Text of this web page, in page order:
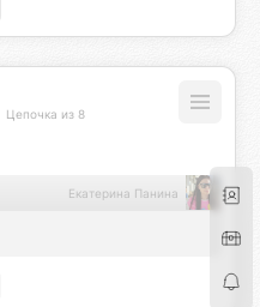
Цепочка из 8
Екатерина Панина